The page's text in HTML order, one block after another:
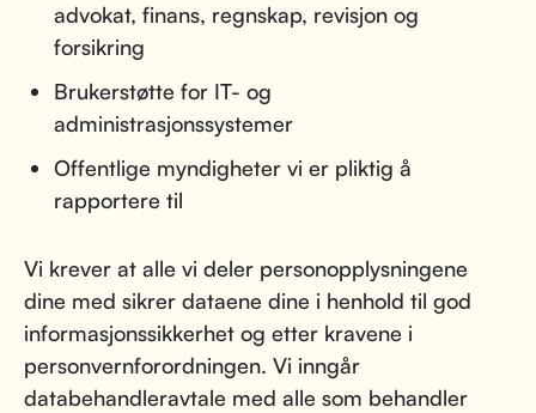
advokat, finans, regnskap, revisjon og
forsikring
Brukerstøtte for IT- og
administrasjonssystemer
Offentlige myndigheter vi er pliktig å
rapportere til
Vi krever at alle vi deler personopplysningene
dine med sikrer dataene dine i henhold til god
informasjonssikkerhet og etter kravene i
personvernforordningen. Vi inngår
databehandleravtale med alle som behandler